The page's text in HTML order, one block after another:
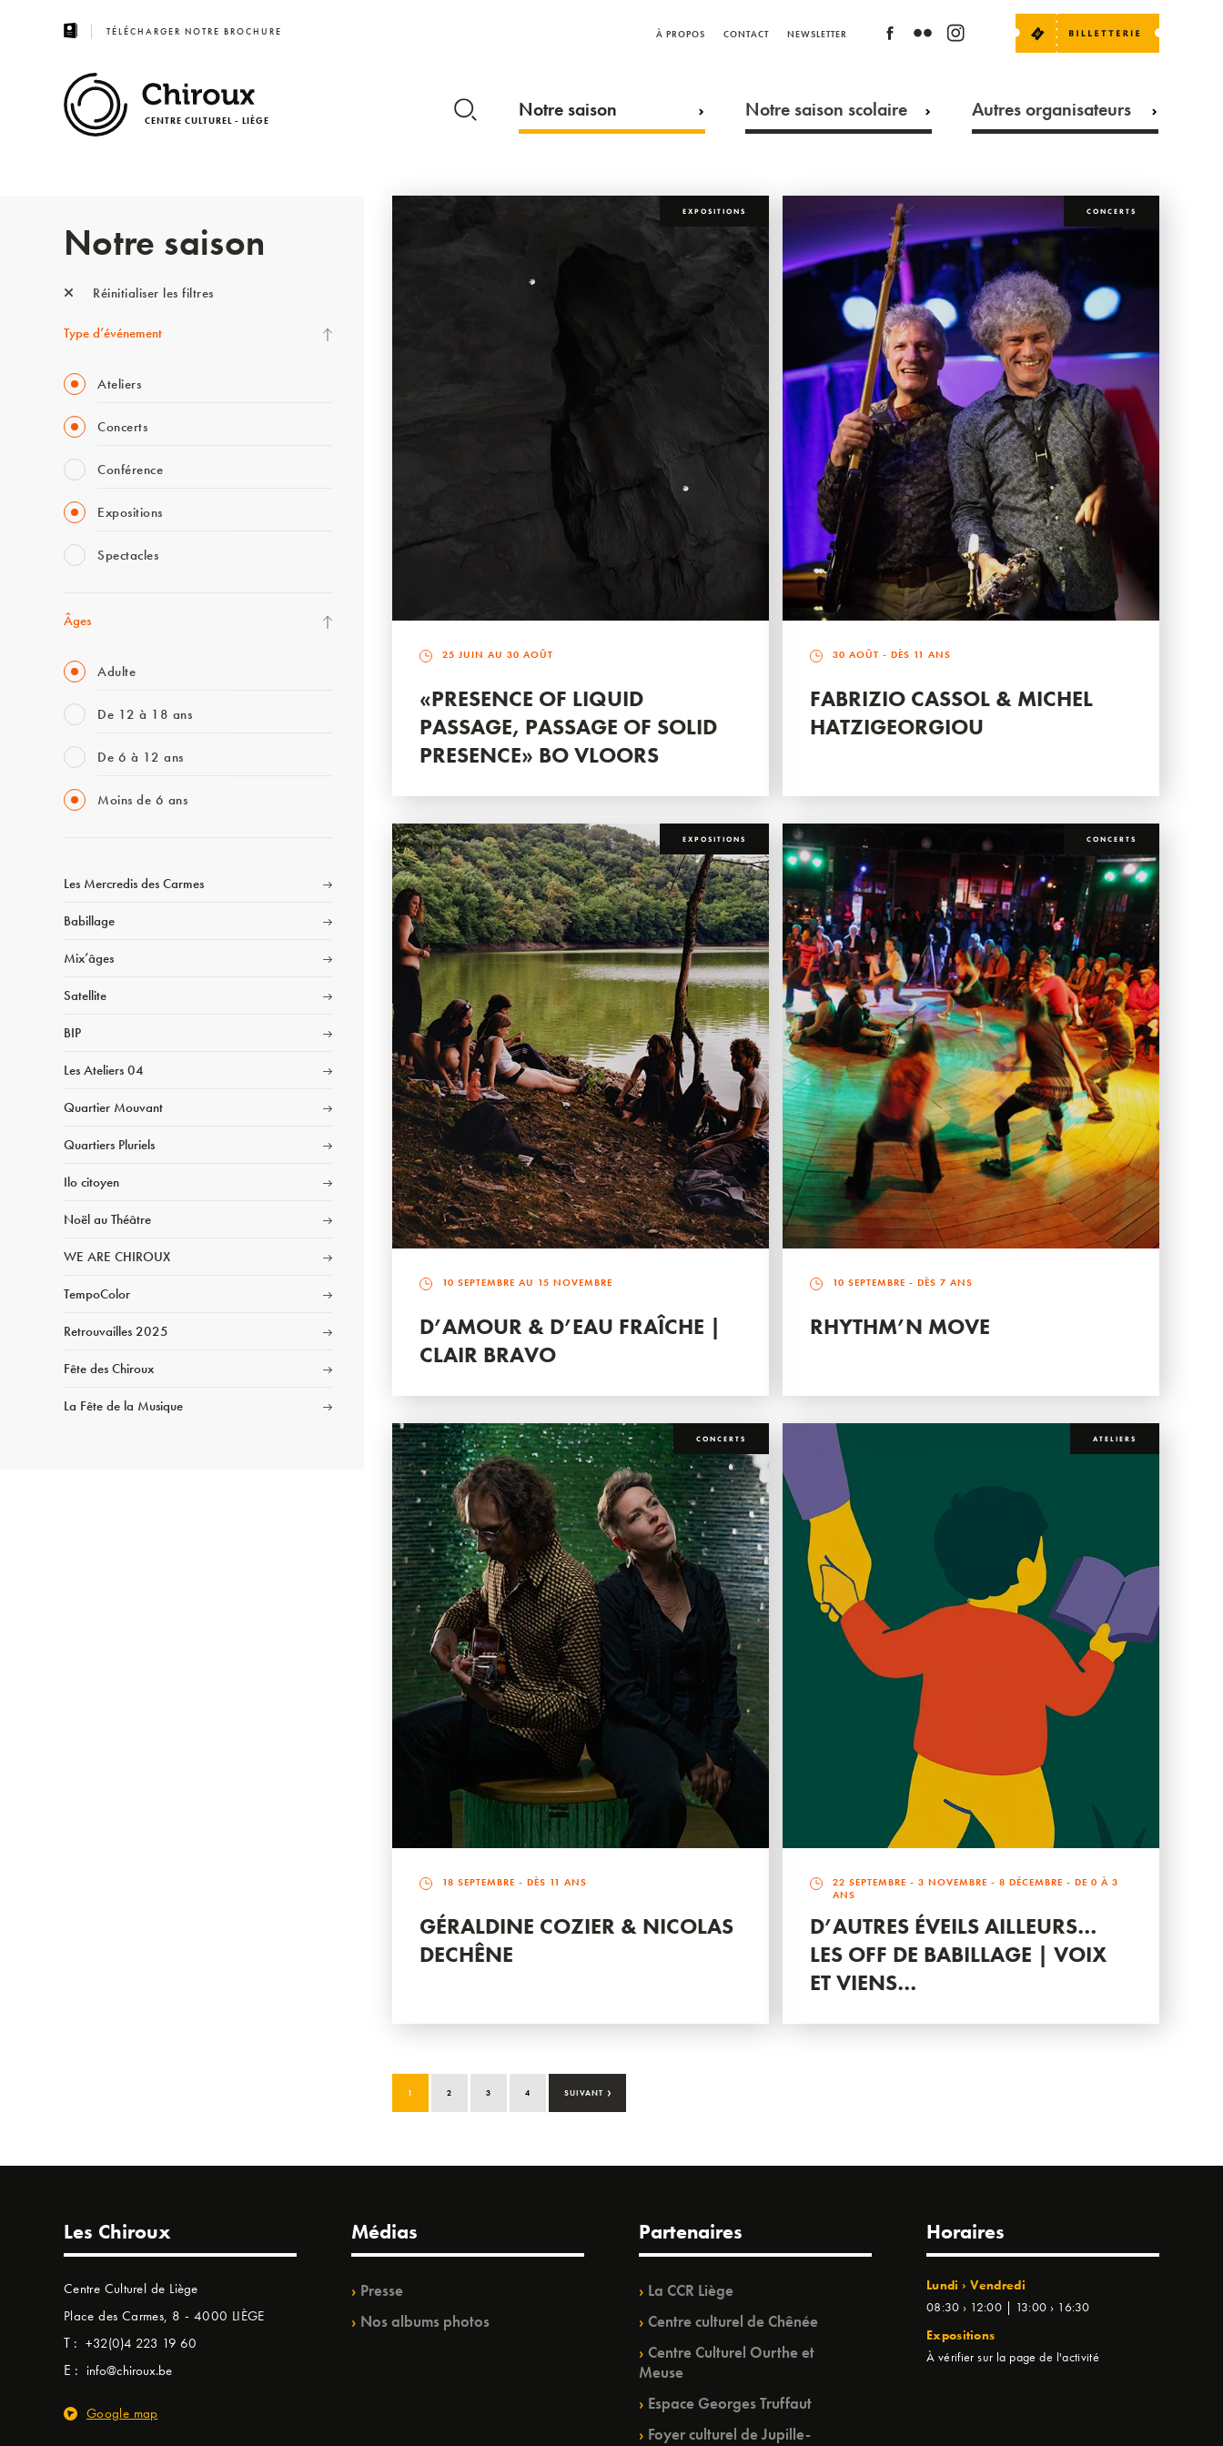
TÉLÉCHARGER NOTRE BROCHURE À PROPOS CONTACT NEWSLETTER
CENTRE CULTUREL - LIÈGE Notre saison Notre saison scolaire Autres organisateurs
Notre saison
Réinitialiser les filtres
Type d’événement
Ateliers
Concerts
Conférence
Expositions
Spectacles
Âges
Adulte
De 12 à 18 ans
De 6 à 12 ans
Moins de 6 ans
Les Mercredis des Carmes
Babillage
Mix’âges
Satellite
BIP
Les Ateliers 04
Quartier Mouvant
Quartiers Pluriels
Ilo citoyen
Noël au Théâtre
WE ARE CHIROUX
TempoColor
Retrouvailles 2025
Fête des Chiroux
La Fête de la Musique
EXPOSITIONS
25 JUIN AU 30 AOÛT
«PRESENCE OF LIQUID
PASSAGE, PASSAGE OF SOLID
PRESENCE» BO VLOORS
CONCERTS
30 AOÛT - DÈS 11 ANS
FABRIZIO CASSOL & MICHEL
HATZIGEORGIOU
EXPOSITIONS
10 SEPTEMBRE AU 15 NOVEMBRE
D’AMOUR & D’EAU FRAÎCHE |
CLAIR BRAVO
CONCERTS
10 SEPTEMBRE - DÈS 7 ANS
RHYTHM’N MOVE
CONCERTS
18 SEPTEMBRE - DÈS 11 ANS
GÉRALDINE COZIER & NICOLAS
DECHÊNE
ATELIERS
22 SEPTEMBRE -3 NOVEMBRE -8 DÉCEMBRE - DE 0 À 3
ANS
D’AUTRES ÉVEILS AILLEURS…
LES OFF DE BABILLAGE | VOIX
ET VIENS…
1 2 3 4 SUIVANT ›
Les Chiroux
Centre Culturel de Liège
Place des Carmes, 8 - 4000 LIÈGE
T : +32(0)4 223 19 60
E : info@chiroux.be
Google map
Médias
Presse
Nos albums photos
Partenaires
La CCR Liège
Centre culturel de Chênée
Centre Culturel Ourthe et
Meuse
Espace Georges Truffaut
Foyer culturel de Jupille-
Horaires
Lundi › Vendredi
08:30 › 12:00 | 13:00 › 16:30
Expositions
À vérifier sur la page de l'activité